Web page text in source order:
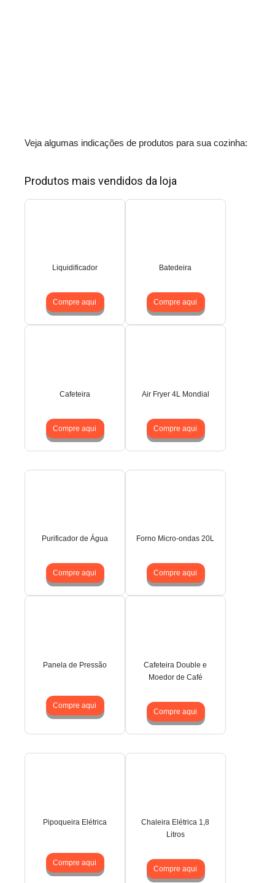
Veja algumas indicações de produtos para sua cozinha:
Produtos mais vendidos da loja
Liquidificador
Compre aqui
Batedeira
Compre aqui
Cafeteira
Compre aqui
Air Fryer 4L Mondial
Compre aqui
Purificador de Água
Compre aqui
Forno Micro-ondas 20L
Compre aqui
Panela de Pressão
Compre aqui
Cafeteira Double e
Moedor de Café
Compre aqui
Pipoqueira Elétrica
Compre aqui
Chaleira Elétrica 1,8
Litros
Compre aqui